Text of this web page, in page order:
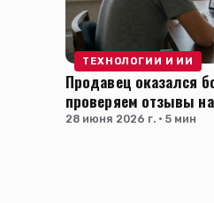
ТЕХНОЛОГИИ И ИИ
Продавец оказался
проверяем отзывы
28 июня 2026 г. · 5 мин